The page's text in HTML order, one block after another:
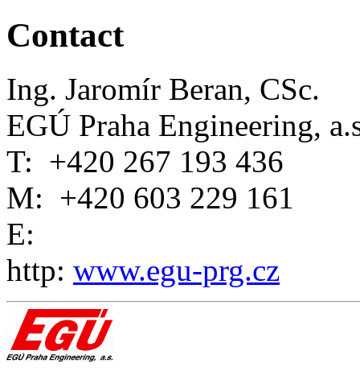
Contact
Ing. Jaromír Beran, CSc.
EGÚ Praha Engineering,
T: +420 267 193 436
M: +420 603 229 161
E:
http: www.egu-prg.cz